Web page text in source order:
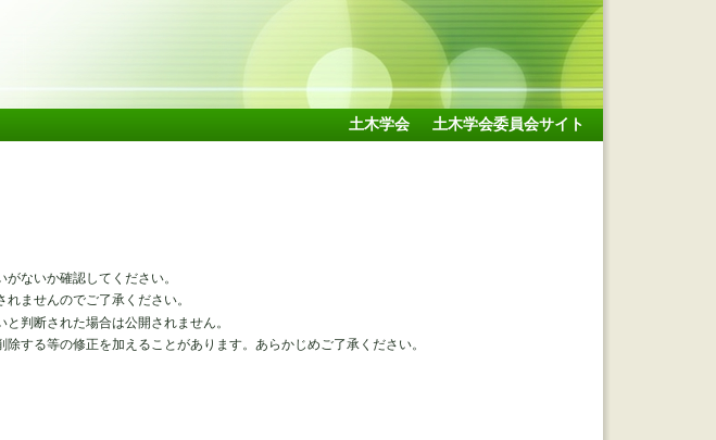
土木学会 土木学会委員会サイト
ないか確認してください。
ませんのでご了承ください。
判断された場合は公開されません。
する等の修正を加えることがあります。あらかじめご了承ください。